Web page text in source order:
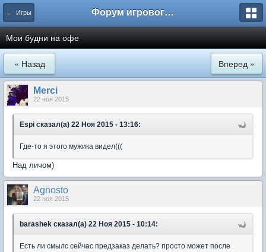
← Игры Форум игрового проекта Riverrise
Мои будни на офе
« Назад Вперед »
Мerci
22 ноя 2015
Espi сказал(а) 22 Ноя 2015 - 13:16:
Где-то я этого мужика видел(((
Над личом)
Agnosto
22 ноя 2015
barashek сказал(а) 22 Ноя 2015 - 10:14:
Есть ли смылс сейчас предзаказ делать? просто может после